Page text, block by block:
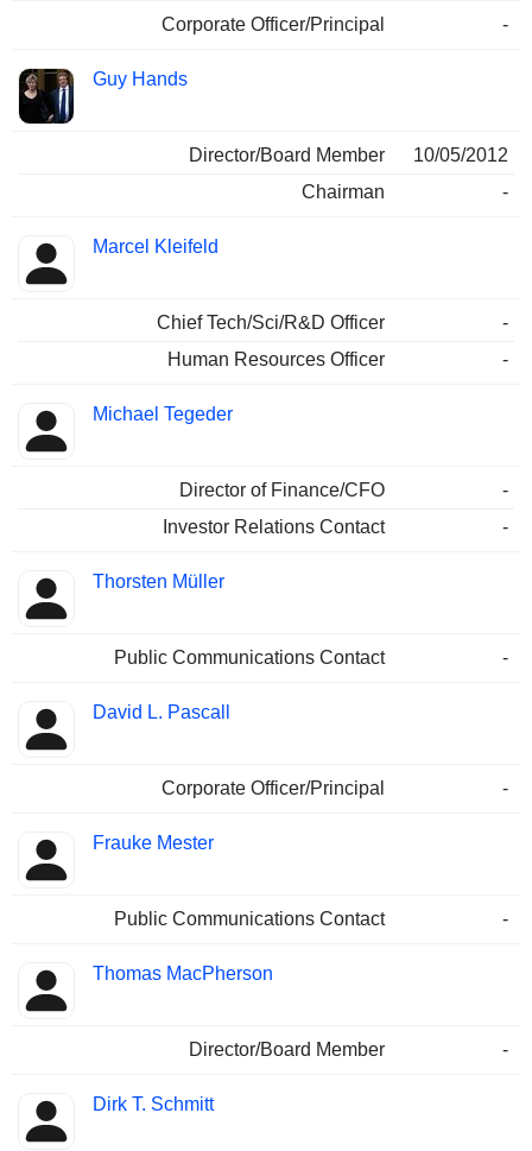
Corporate Officer/Principal -
Guy Hands
Director/Board Member
10/05/2012
Chairman
-
Marcel Kleifeld
Chief Tech/Sci/R&D Officer
-
Human Resources Officer
-
Michael Tegeder
Director of Finance/CFO
-
Investor Relations Contact
-
Thorsten Müller
Public Communications Contact -
David L. Pascall
Corporate Officer/Principal -
Frauke Mester
Public Communications Contact -
Thomas MacPherson
Director/Board Member -
Dirk T. Schmitt